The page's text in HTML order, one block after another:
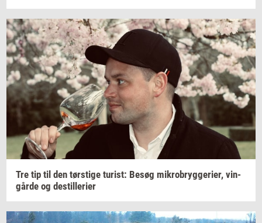
Tre tip til den tørsti­ge turist: Besøg mi­kro­bryg­ge­ri­er, vin­
går­de og destil­le­ri­er